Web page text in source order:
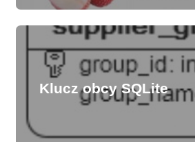
Klucz obcy SQLite